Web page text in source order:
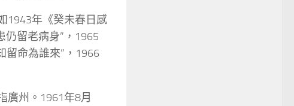
1943年《癸未春日感
仍留老病身”，1965
留命為誰來”，1966
廣州。1961年8月